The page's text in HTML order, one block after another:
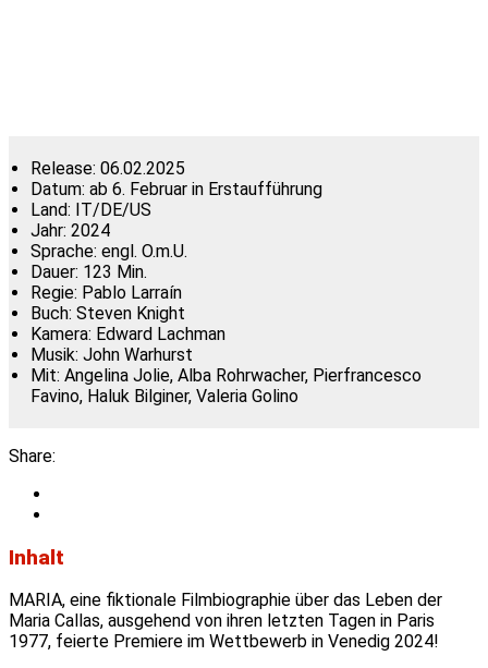
Release: 06.02.2025
Datum: ab 6. Februar in Erstaufführung
Land: IT/DE/US
Jahr: 2024
Sprache: engl. O.m.U.
Dauer: 123 Min.
Regie: Pablo Larraín
Buch: Steven Knight
Kamera: Edward Lachman
Musik: John Warhurst
Mit: Angelina Jolie, Alba Rohrwacher, Pierfrancesco
Favino, Haluk Bilginer, Valeria Golino
Share:
Inhalt
MARIA, eine fiktionale Filmbiographie über das Leben der
Maria Callas, ausgehend von ihren letzten Tagen in Paris
1977, feierte Premiere im Wettbewerb in Venedig 2024!